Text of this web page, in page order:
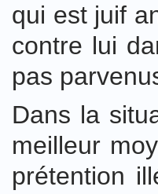
qui est juif
contre lui
pas
Dans la
meilleur
prétention